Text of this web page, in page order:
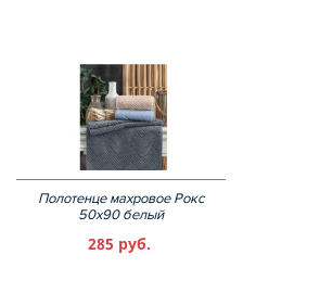
Полотенце махровое Рокс
50х90 белый
285 руб.